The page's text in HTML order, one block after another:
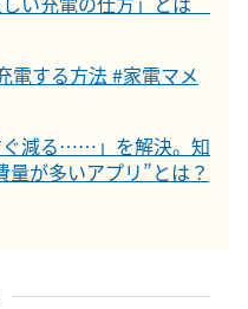
電する方法 #家電マメ
ぐ減る……」を解決。知
量が多いアプリ”とは？